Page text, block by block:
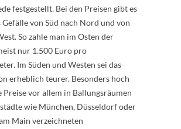
festgestellt. Bei den Preisen gibt es
Gefälle von Süd nach Nord und von
So zahle man im Osten der
nur 1.500 Euro pro
Im Süden und Westen sei das
erheblich teurer. Besonders hoch
Preise vor allem in Ballungsräumen
wie München, Düsseldorf oder
Main verzeichneten